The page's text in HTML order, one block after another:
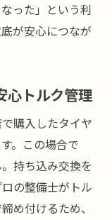
った」という利
が安心につなが
心トルク管理
購入したタイヤ
。この場合で
持ち込み交換を
の整備士がトル
め付けるため、